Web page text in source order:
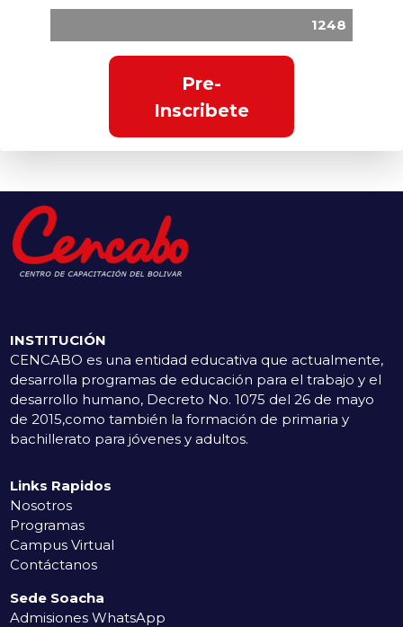
1248
Pre-
Inscribete
INSTITUCIÓN
CENCABO es una entidad educativa que actualmente,
desarrolla programas de educación para el trabajo y el
desarrollo humano, Decreto No. 1075 del 26 de mayo
de 2015,como también la formación de primaria y
bachillerato para jóvenes y adultos.
Links Rapidos
Nosotros
Programas
Campus Virtual
Contáctanos
Sede Soacha
Admisiones WhatsApp